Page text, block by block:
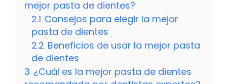
mejor pasta de dientes?
2.1 Consejos para elegir la mejor
pasta de dientes
2.2 Beneficios de usar la mejor pasta
de dientes
3 ¿Cuál es la mejor pasta de dientes